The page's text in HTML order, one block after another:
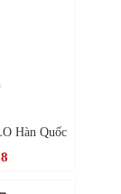
Hàn Quốc